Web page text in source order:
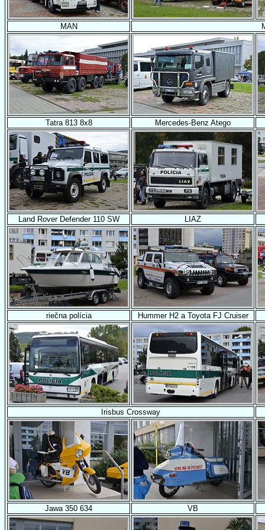
MAN
Tatra 813 8x8 Mercedes-Benz Atego
Land Rover Defender 110 SW LIAZ
riečna polícia Hummer H2 a Toyota FJ Cruiser
Irisbus Crossway
Jawa 350 634 VB